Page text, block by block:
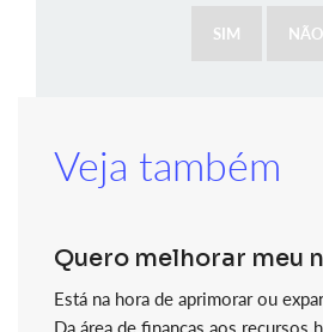
SIM NÃO
Veja também
Quero melhorar meu
Está na hora de aprimorar ou
Da área de finanças aos recursos